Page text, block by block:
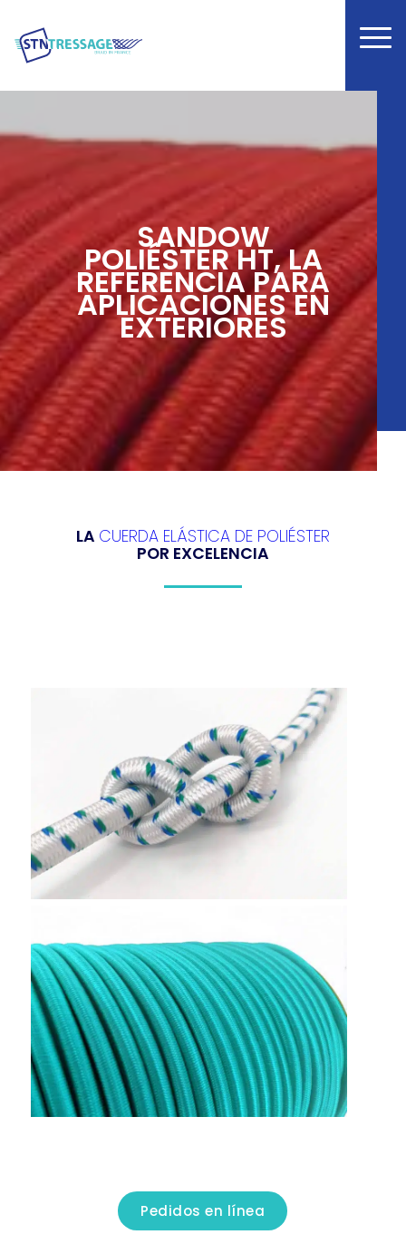
SANDOW
POLIÉSTER HT, LA
REFERENCIA PARA
APLICACIONES EN
EXTERIORES
LA CUERDA ELÁSTICA DE POLIÉSTER
POR EXCELENCIA
Pedidos en línea